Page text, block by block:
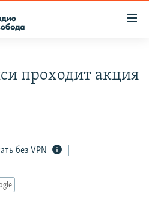
проходит акция
без VPN